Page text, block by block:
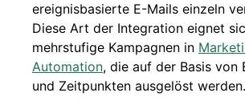
ereignisbasierte E-Mails einzeln
Diese Art der Integration eignet
mehrstufige Kampagnen in
Automation, die auf der Basis von
und Zeitpunkten ausgelöst werden.